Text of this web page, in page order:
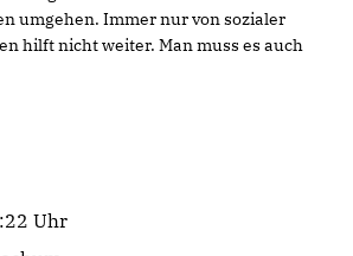
umgehen. Immer nur von sozialer
hilft nicht weiter. Man muss es auch
Uhr